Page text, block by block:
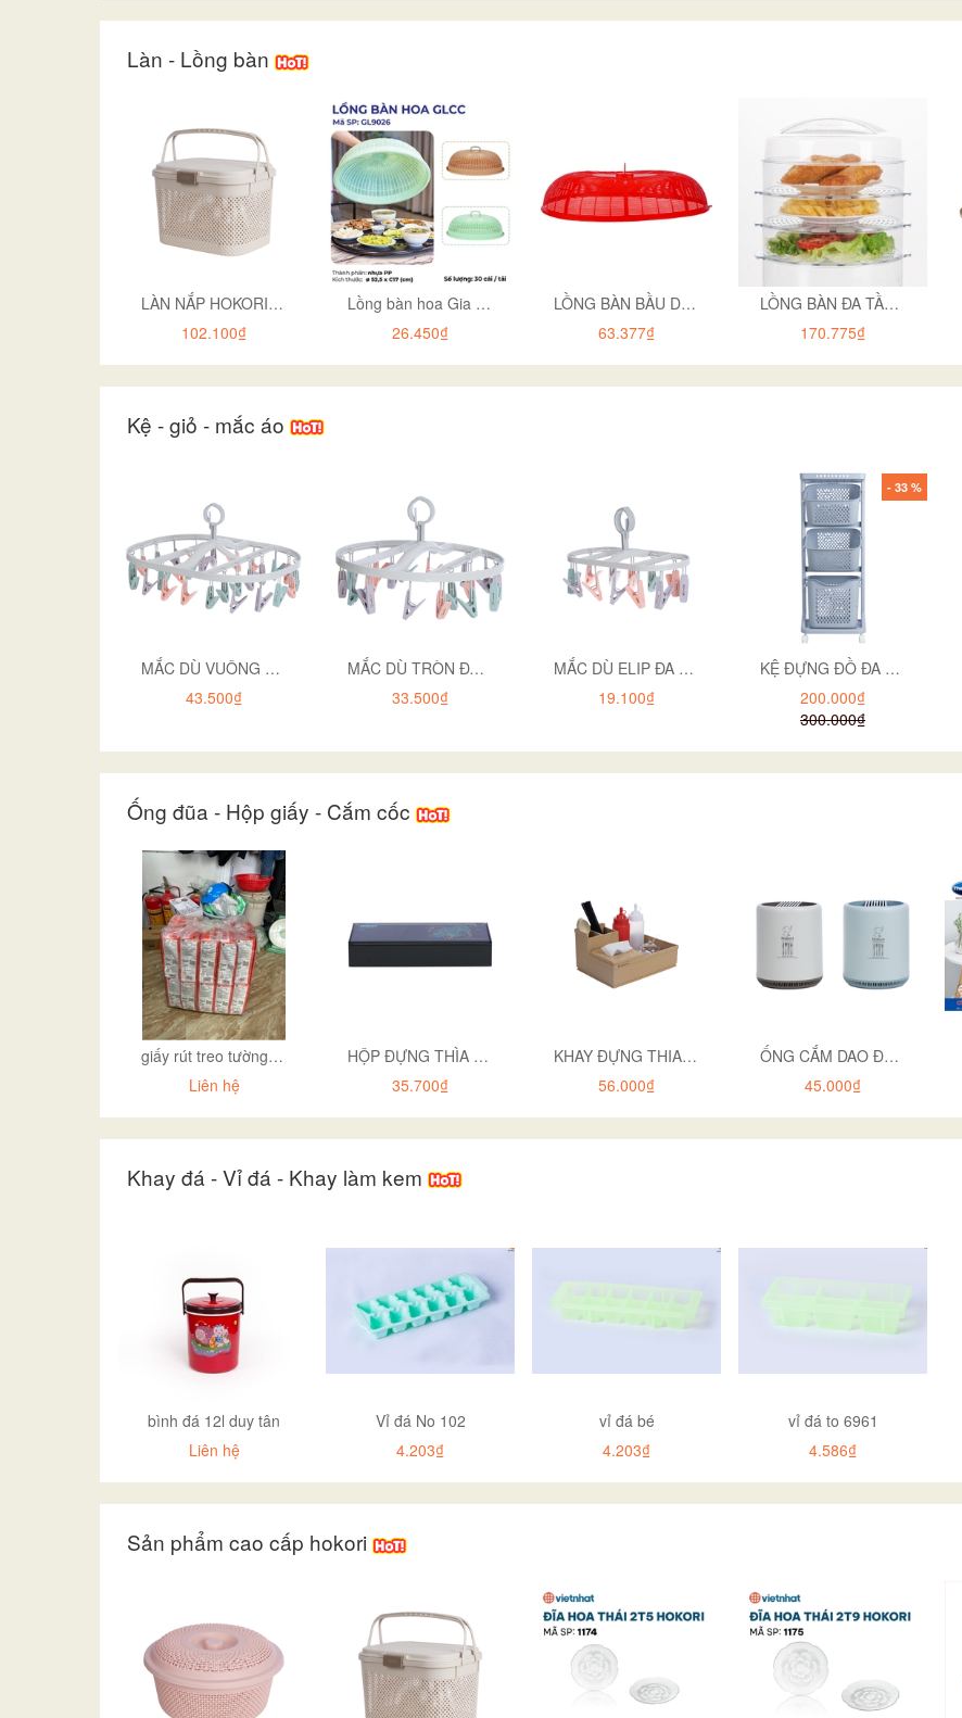
Làn - Lồng bàn
LÀN NẮP HOKORI 2610
102.100₫
Lồng bàn hoa Gia Long CC 9026
26.450₫
LỒNG BÀN BẦU DỤC 2693
63.377₫
LỒNG BÀN ĐA TẦNG CAO 2676-1
170.775₫
Kệ - giỏ - mắc áo
MẮC DÙ VUÔNG ĐA SẮC 24 KẸP 2799
43.500₫
MẮC DÙ TRÒN ĐA SẮC 18 KẸP 2798
33.500₫
MẮC DÙ ELIP ĐA SẮC 12 KẸP 2800
19.100₫
KỆ ĐỰNG ĐỒ ĐA NĂNG BÉ 5560-3
200.000₫
300.000₫
- 33 %
Ống đũa - Hộp giấy - Cắm cốc
giấy rút treo tường màu cam
Liên hệ
HỘP ĐỰNG THÌA ĐŨA HOKORI 6792
35.700₫
KHAY ĐỰNG THIA ĐŨA,GIA VỊ ĐA NĂNG 5633
56.000₫
ỐNG CẮM DAO ĐŨA HOKORI 2781
45.000₫
Khay đá - Vỉ đá - Khay làm kem
bình đá 12l duy tân
Liên hệ
Vỉ đá No 102
4.203₫
vỉ đá bé
4.203₫
vỉ đá to 6961
4.586₫
Sản phẩm cao cấp hokori